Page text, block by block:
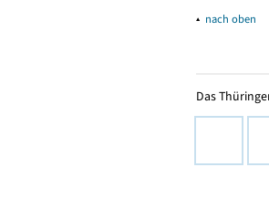
▴ nach oben
Das